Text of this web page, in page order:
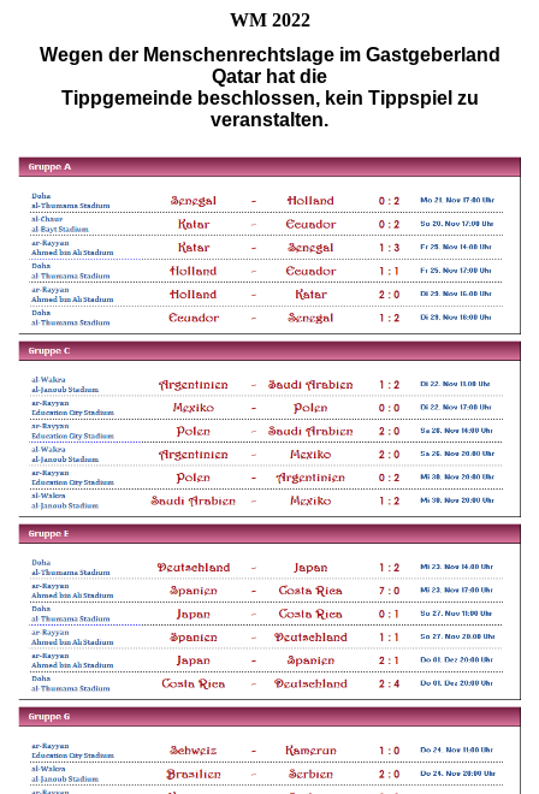
WM 2022
Wegen der Menschenrechtslage im Gastgeberland
Qatar hat die
Tippgemeinde beschlossen, kein Tippspiel zu
veranstalten.